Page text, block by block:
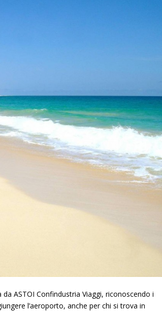
ASTOI Confindustria Viaggi, riconoscendo i
l’aeroporto, anche per chi si trova in